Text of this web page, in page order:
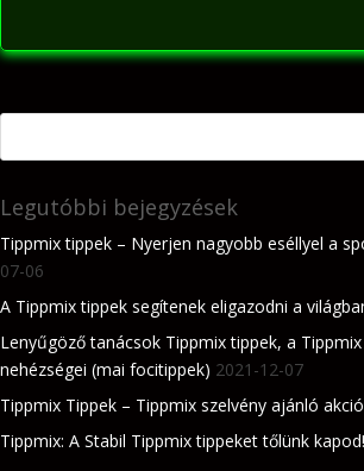
Legutóbbi bejegyzések
Tippmix tippek – Nyerjen nagyobb eséllyel a
07-06
A Tippmix tippek segítenek eligazodni a
Lenyűgöző tanácsok Tippmix tippek, a
nehézségei (mai focitippek) 2021-12-07
Tippmix Tippek – Tippmix szelvény ajánló akció
Tippmix: A Stabil Tippmix tippeket tőlünk kapod!